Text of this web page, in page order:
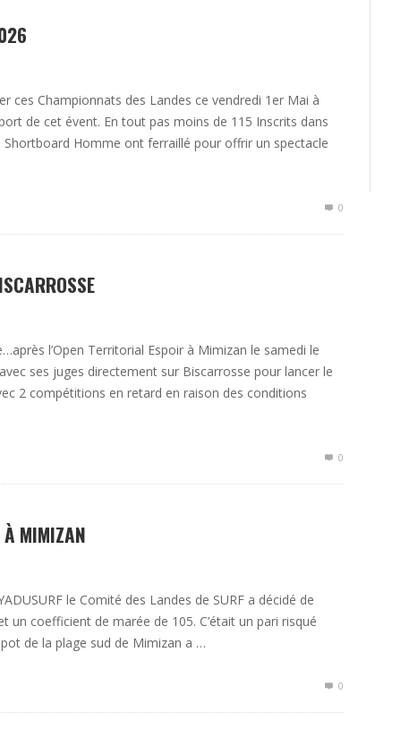
ces Championnats des Landes ce vendredi 1er Mai à
de cet évent. En tout pas moins de 115 Inscrits dans
Homme ont ferraillé pour offrir un spectacle
0
l’Open Territorial Espoir à Mimizan le samedi le
ses juges directement sur Biscarrosse pour lancer le
2 compétitions en retard en raison des conditions
0
À MIMIZAN
le Comité des Landes de SURF a décidé de
coefficient de marée de 105. C’était un pari risqué
de la plage sud de Mimizan a …
0